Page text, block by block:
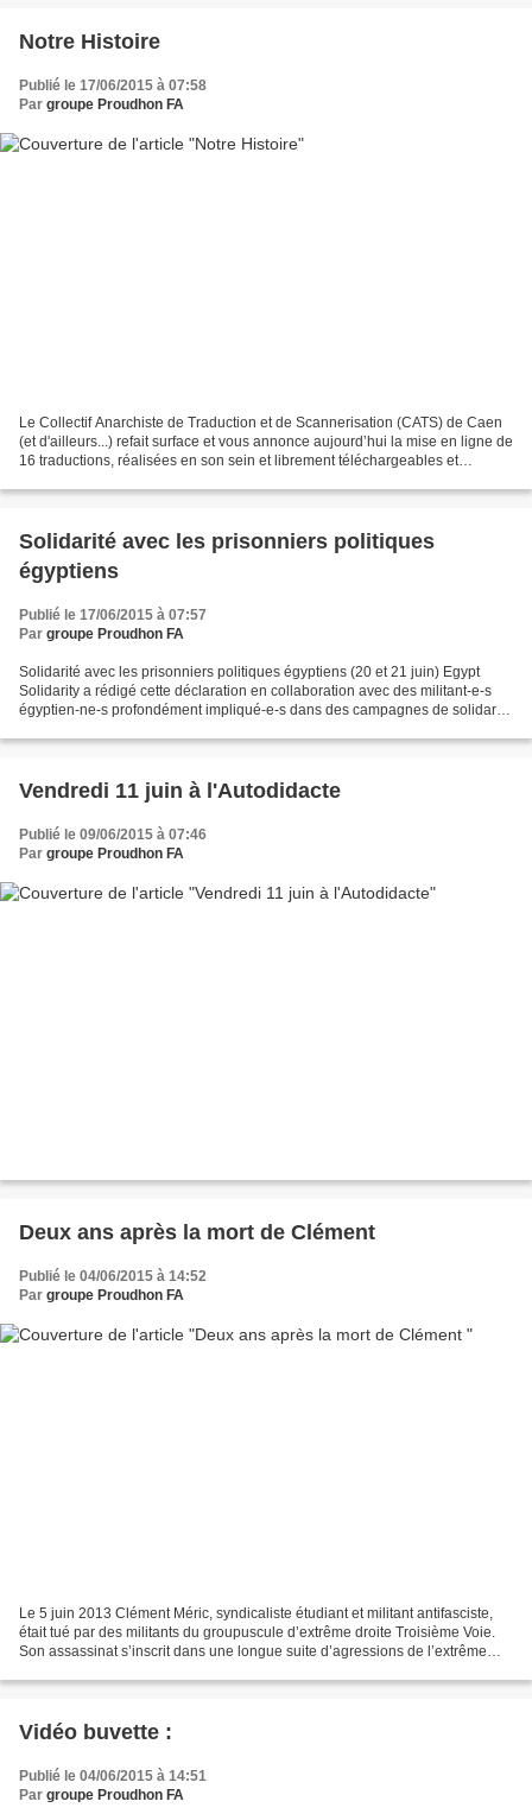
Notre Histoire
Publié le 17/06/2015 à 07:58
Par groupe Proudhon FA
Le Collectif Anarchiste de Traduction et de Scannerisation (CATS) de Caen
(et d'ailleurs...) refait surface et vous annonce aujourd’hui la mise en ligne de
16 traductions, réalisées en son sein et librement téléchargeables et
Solidarité avec les prisonniers politiques
égyptiens
Publié le 17/06/2015 à 07:57
Par groupe Proudhon FA
Solidarité avec les prisonniers politiques égyptiens (20 et 21 juin) Egypt
Solidarity a rédigé cette déclaration en collaboration avec des militant-e-s
égyptien-ne-s profondément impliqué-e-s dans des campagnes de solidarité
Vendredi 11 juin à l'Autodidacte
Publié le 09/06/2015 à 07:46
Par groupe Proudhon FA
Deux ans après la mort de Clément
Publié le 04/06/2015 à 14:52
Par groupe Proudhon FA
Le 5 juin 2013 Clément Méric, syndicaliste étudiant et militant antifasciste,
était tué par des militants du groupuscule d’extrême droite Troisième Voie.
Son assassinat s’inscrit dans une longue suite d’agressions de l’extrême
Vidéo buvette :
Publié le 04/06/2015 à 14:51
Par groupe Proudhon FA